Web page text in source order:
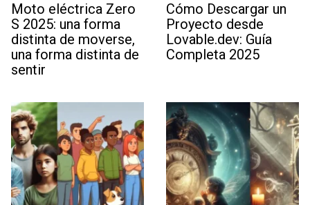
Moto eléctrica Zero
S 2025: una forma
distinta de moverse,
una forma distinta de
sentir
Cómo Descargar un
Proyecto desde
Lovable.dev: Guía
Completa 2025